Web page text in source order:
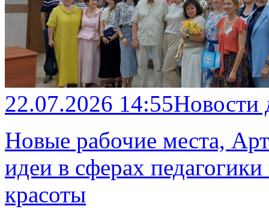
22.07.2026 14:55
Новые рабочие места,
идеи в сферах
красоты